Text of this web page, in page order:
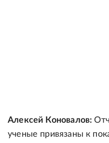
Алексей Коновалов:
ученые привязаны к